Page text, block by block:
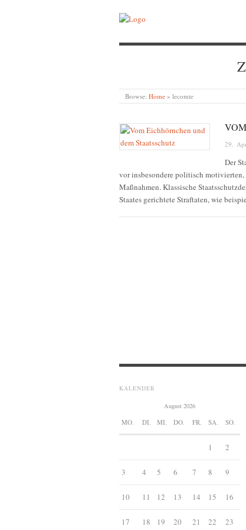
Browse: Home » lecomte
29.
Der
vor insbesondere politisch
Maßnahmen. Klassische
Staates gerichtete Straftaten, wie
KALENDER
August 2026
MO. DI. MI. DO. FR. SA. SO.
1 2
3 4 5 6 7 8 9
10 11 12 13 14 15 16
17 18 19 20 21 22 23